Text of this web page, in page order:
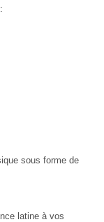
sous forme de
latine à vos